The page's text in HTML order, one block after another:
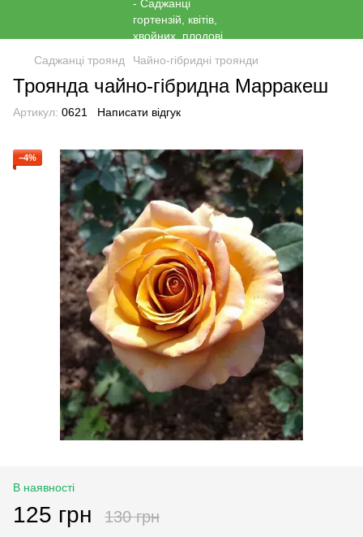
Саджанці троянд Чайно-гібридні троянди
Троянда чайно-гібридна Марракеш
Артикул: 0621 Написати відгук
−4%
В наявності
125 грн 130 грн